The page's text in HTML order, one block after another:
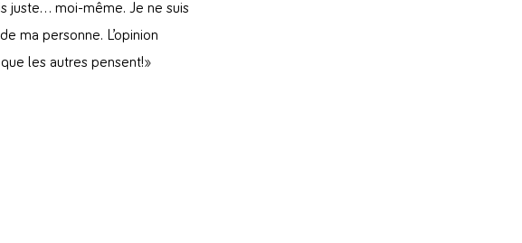
juste… moi-même. Je ne suis
ma personne. L’opinion
les autres pensent!»